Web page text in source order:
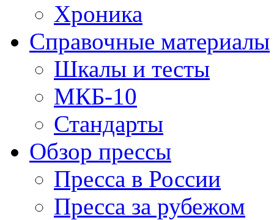
Хроника
Справочные материалы
Шкалы и тесты
МКБ-10
Стандарты
Обзор прессы
Пресса в России
Пресса за рубежом